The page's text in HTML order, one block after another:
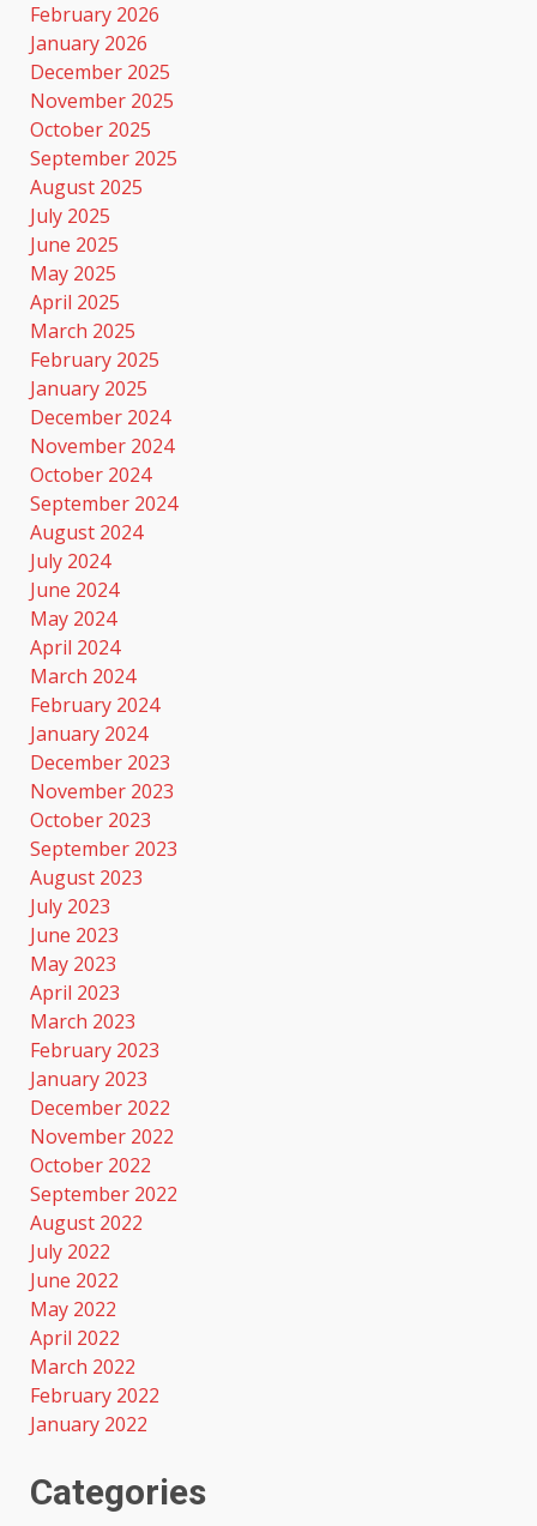
February 2026
January 2026
December 2025
November 2025
October 2025
September 2025
August 2025
July 2025
June 2025
May 2025
April 2025
March 2025
February 2025
January 2025
December 2024
November 2024
October 2024
September 2024
August 2024
July 2024
June 2024
May 2024
April 2024
March 2024
February 2024
January 2024
December 2023
November 2023
October 2023
September 2023
August 2023
July 2023
June 2023
May 2023
April 2023
March 2023
February 2023
January 2023
December 2022
November 2022
October 2022
September 2022
August 2022
July 2022
June 2022
May 2022
April 2022
March 2022
February 2022
January 2022
Categories